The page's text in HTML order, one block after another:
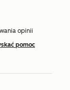
opinii
pomoc